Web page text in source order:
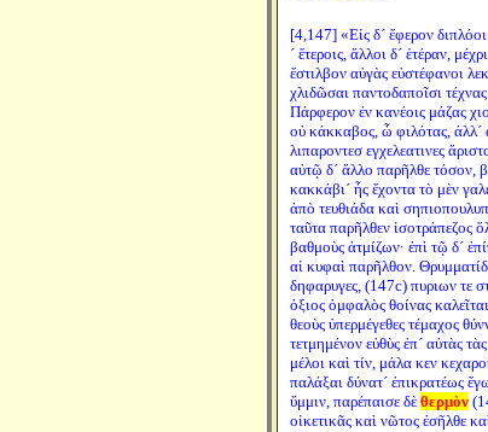
[4,147] «Εἰς δ´ ἔφερον
´ ἕτεροις, ἄλλοι δ´ ἑτέραν,
ἔστιλβον αὐγὰς εὐστέφανοι
χλιδῶσαι παντοδαποῖσι
Πάρφερον ἐν κανέοις μάζας
οὐ κάκκαβος, ὦ φιλότας, ἀλλ´
λιπαροντεσ εγχελεατινες
αὐτῷ δ´ ἄλλο παρῆλθε τόσον,
κακκάβι´ ἦς ἔχοντα τὸ μὲν
ἀπὸ τευθιάδα καὶ
ταῦτα παρῆλθεν ἰσοτράπεζος
βαθμοὺς ἀτμίζων· ἐπὶ τῷ δ´
αἱ κυφαὶ παρῆλθον.
δηφαρυγες, (147c) πυριων τε
ὀξιος ὀμφαλὸς θοίνας
θεοὺς ὑπερμέγεθες τέμαχος
τετμημένον εὐθὺς ἐπ´ αὐτὰς
μέλοι καὶ τίν, μάλα κεν
παλάξαι δύνατ´ ἐπικρατέως
ὔμμιν, παρέπαισε δὲ θερμὸν
οἰκετικᾶς καὶ νῶτος ἐσῆλθε